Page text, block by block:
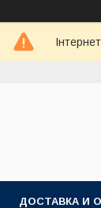
ДОСТАВКА И